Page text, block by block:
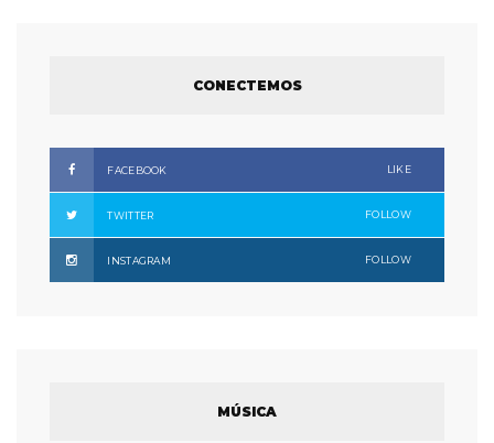
CONECTEMOS
FACEBOOK LIKE
TWITTER FOLLOW
INSTAGRAM FOLLOW
MÚSICA